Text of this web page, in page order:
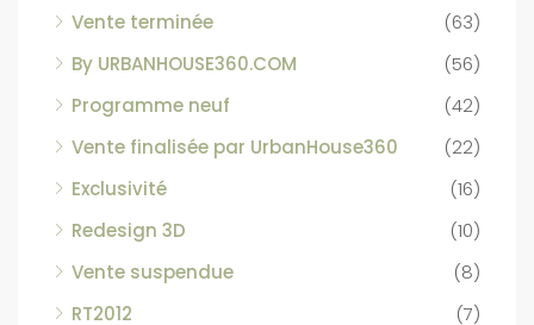
Vente terminée
(63)
By URBANHOUSE360.COM
(56)
Programme neuf
(42)
Vente finalisée par UrbanHouse360
(22)
Exclusivité
(16)
Redesign 3D
(10)
Vente suspendue
(8)
RT2012
(7)